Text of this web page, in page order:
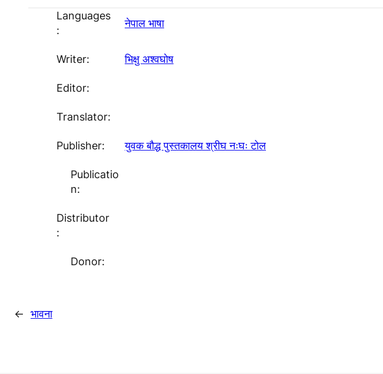
Languages
:
नेपाल भाषा
Writer: भिक्षु अश्वघाेष
Editor:
Translator:
Publisher: युवक बौद्ध पुस्तकालय श्रीघ नःघः टोल
Publicatio
n:
Distributor
:
Donor:
← भावना